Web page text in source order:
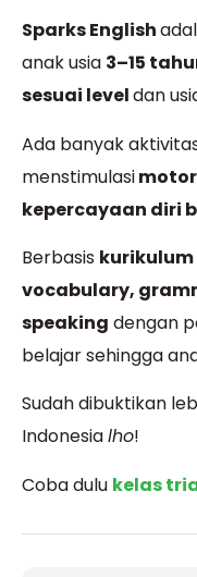
Sparks English
anak usia 3–15
sesuai leveldan
Ada banyak
menstimulasi
kepercayaan diri
Berbasis kurikulum
vocabulary,
speaking dengan
belajar sehingga
Sudah dibuktikan
Indonesialho!
Coba dulu kelas